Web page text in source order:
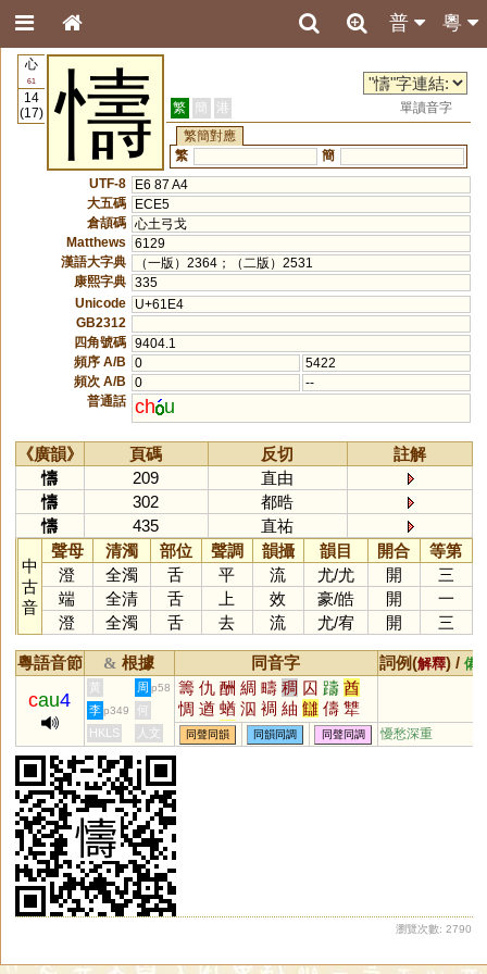
粵
普
心
61
14
(17)
懤 繁 簡 港
單讀音字
繁簡對應
繁
簡
UTF-8
E6 87 A4
大五碼
ECE5
倉頡碼 心土弓戈
Matthews
6129
漢語大字典
（一版）2364；（二版）2531
康熙字典 335
Unicode
U+61E4
GB2312
四角號碼 9404.1
頻序 A/B
0
5422
頻次 A/B
0
--
普通話 ch u
《廣韻》 頁碼 反切
註解
懤
209
直由
懤
302
都晧
懤
435 直祐
中
古
音
聲母 清濁 部位 聲調 韻攝 韻目 開合
等第
澄
全濁 舌 平 流 尤/尤 開
三
端
全清 舌 上 效 豪/皓 開
一
澄
全濁 舌 去 流 尤/宥 開 三
粵語音節 & 根據 同音字 詞例(解釋) / 備
cau4
黃 周 p58 籌 仇 酬 綢 疇 稠 囚 躊 酋
惆 遒 蝤 泅 裯 紬 讎 儔 犨
燽 鮂 雔 幬 唒 詶 崷 嬦 栦
椆 煪 苬 菗 薵 絒 鰽 鯦 恘
李 p349
何
HKLS
人文 同聲同韻 同韻同調 同聲同調 懮愁深重
瀏覽次數: 2790